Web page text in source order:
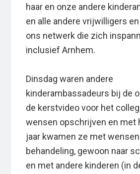
haar en onze andere
en alle andere vrijwilligers
ons netwerk die zich
inclusief Arnhem.
Dinsdag waren andere
kinderambassadeurs bij de
de kerstvideo voor het
wensen opschrijven en met
jaar kwamen ze met
behandeling, gewoon naar
en met andere kinderen (in